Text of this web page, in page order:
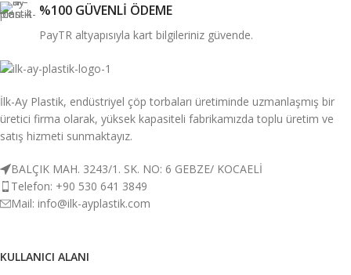
%100 GÜVENLİ ÖDEME
PayTR altyapısıyla kart bilgileriniz güvende.
İlk-Ay Plastik, endüstriyel çöp torbaları üretiminde uzmanlaşmış bir
üretici firma olarak, yüksek kapasiteli fabrikamızda toplu üretim ve
satış hizmeti sunmaktayız.
BALÇIK MAH. 3243/1. SK. NO: 6 GEBZE/ KOCAELİ
Telefon: +90 530 641 3849
Mail: info@ilk-ayplastik.com
KULLANICI ALANI